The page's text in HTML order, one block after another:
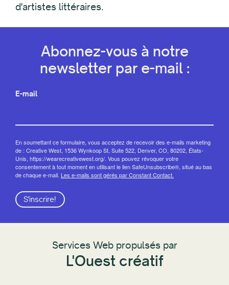
d'artistes littéraires.
Abonnez-vous à notre
newsletter par e-mail :
E-mail
En soumettant ce formulaire, vous acceptez de recevoir des e-mails marketing
de : Creative West, 1536 Wynkoop St, Suite 522, Denver, CO, 80202, États-
Unis, https://wearecreativewest.org/. Vous pouvez révoquer votre
consentement à tout moment en utilisant le lien SafeUnsubscribe®, situé au bas
de chaque e-mail. Les e-mails sont gérés par Constant Contact.
S'inscrire!
Services Web propulsés par
L'Ouest créatif